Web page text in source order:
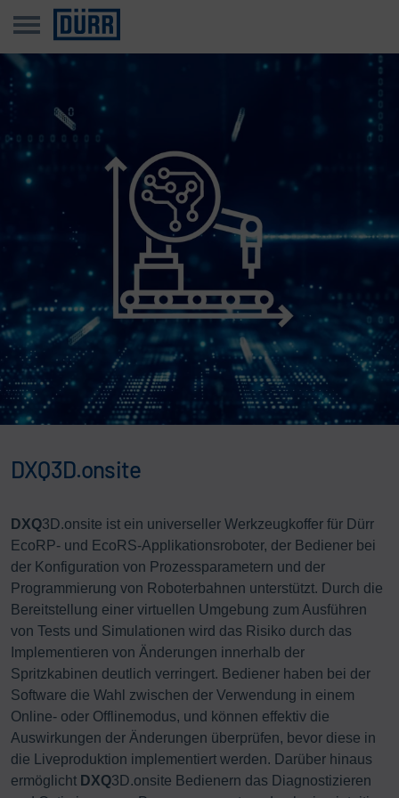
DXQ3D.onsite
DXQ3D.onsite ist ein universeller Werkzeugkoffer für Dürr
EcoRP- und EcoRS-Applikationsroboter, der Bediener bei
der Konfiguration von Prozessparametern und der
Programmierung von Roboterbahnen unterstützt. Durch die
Bereitstellung einer virtuellen Umgebung zum Ausführen
von Tests und Simulationen wird das Risiko durch das
Implementieren von Änderungen innerhalb der
Spritzkabinen deutlich verringert. Bediener haben bei der
Software die Wahl zwischen der Verwendung in einem
Online- oder Offlinemodus, und können effektiv die
Auswirkungen der Änderungen überprüfen, bevor diese in
die Liveproduktion implementiert werden. Darüber hinaus
ermöglicht DXQ3D.onsite Bedienern das Diagnostizieren